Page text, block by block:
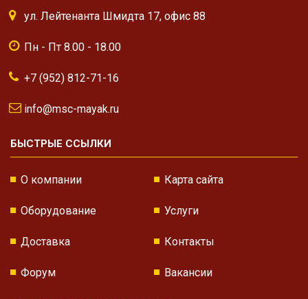
ул. Лейтенанта Шмидта 17, офис 88
Пн - Пт 8.00 - 18.00
+7 (952) 812-71-16
info@msc-mayak.ru
БЫСТРЫЕ ССЫЛКИ
О компании Карта сайта
Оборудование Услуги
Доставка Контакты
Форум Вакансии